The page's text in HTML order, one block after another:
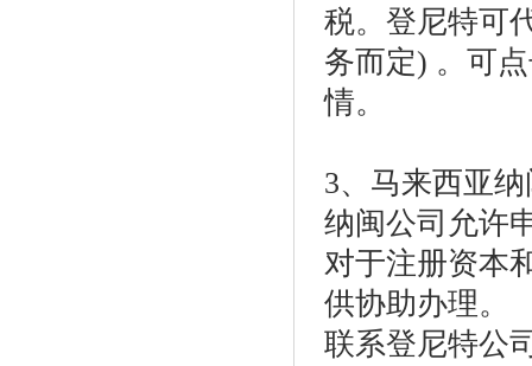
税。登尼特可
务而定) 。可
情。
3、马来西亚
纳闽公司允许
对于注册资本
供协助办理。
联系登尼特公